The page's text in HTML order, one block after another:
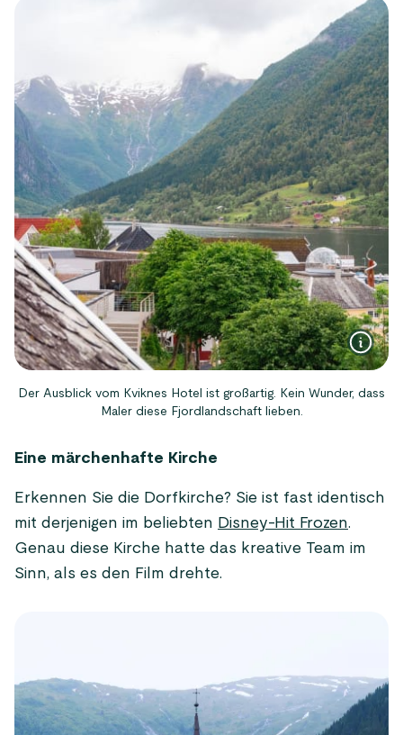
Der Ausblick vom Kviknes Hotel ist großartig. Kein Wunder, dass
Maler diese Fjordlandschaft lieben.
Eine märchenhafte Kirche
Erkennen Sie die Dorfkirche? Sie ist fast identisch
mit derjenigen im beliebten Disney-Hit Frozen.
Genau diese Kirche hatte das kreative Team im
Sinn, als es den Film drehte.